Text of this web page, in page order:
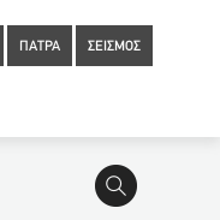
ΠΑΤΡΑ ΣΕΙΣΜΟΣ
τα ενοίκια του
να ανοίξει ο τουρισμός